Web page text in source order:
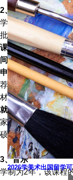
2、艺术史
学制为2年，艺术史
批判方法的学生提
课程费用：$51,156/
间：早申：11月1日
申请要求：在网上
荐信、个人陈述、
材料。
就业方向：获得硕士
家和地方博物馆、
硕士学位作为攻读
3、音乐
学制为2年，该课程
2026学美术出国留学